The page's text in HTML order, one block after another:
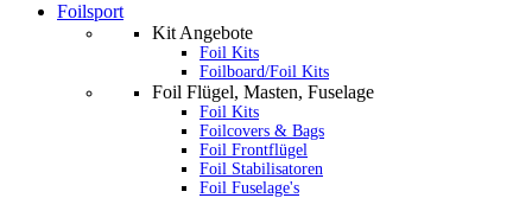
Foilsport
Kit Angebote
Foil Kits
Foilboard/Foil Kits
Foil Flügel, Masten, Fuselage
Foil Kits
Foilcovers & Bags
Foil Frontflügel
Foil Stabilisatoren
Foil Fuselage's